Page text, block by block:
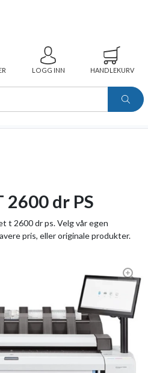
LOGG INN HANDLEKURV
2600 dr PS
t 2600 dr ps. Velg vår egen
pris, eller originale produkter.